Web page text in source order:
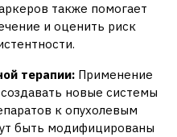
также помогает
и оценить риск
терапии: Применение
новые системы
к опухолевым
быть модифицированы